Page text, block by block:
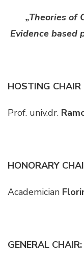
„Theories of
Evidence based
HOSTING CHAIR
Prof. univ.dr.
HONORARY
Academician
GENERAL CHAIR: